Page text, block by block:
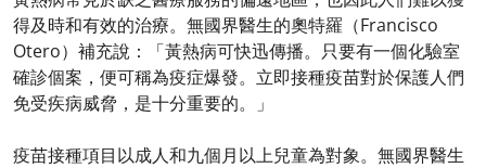
得及時和有效的治療。無國界醫生的奧特羅（Francisco
Otero）補充說：「黃熱病可快迅傳播。只要有一個化驗室
確診個案，便可稱為疫症爆發。立即接種疫苗對於保護人們
免受疾病威脅，是十分重要的。」
疫苗接種項目以成人和九個月以上兒童為對象。無國界醫生